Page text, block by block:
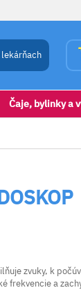
lekárňach
Čaje, bylinky a
zvuky, k
frekvencie a